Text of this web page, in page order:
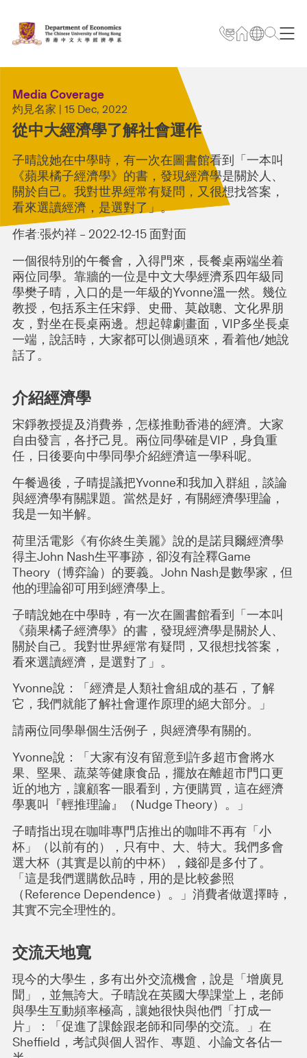
Media Coverage
灼見名家 | 15 Dec, 2022
從中大經濟學了解社會運作
子晴說她在中學時，有一次在圖書館看到「一本叫
《蘋果橘子經濟學》的書，發現經濟學是關於人、
關於自己。我對世界經常有疑問，又很想找答案，
看來選讀經濟，是選對了」。
作者:張灼祥 – 2022-12-15 面對面
一個很特別的午餐會，入得門來，長餐桌兩端坐着
兩位同學。靠牆的一位是中文大學經濟系四年級同
學樊子晴，入口的是一年級的Yvonne溫一然。幾位
教授，包括系主任宋錚、史冊、莫啟聰、文化界朋
友，對坐在長桌兩邊。想起韓劇畫面，VIP多坐長桌
一端，說話時，大家都可以側過頭來，看着他/她說
話了。
介紹經濟學
宋錚教授提及消費券，怎樣推動香港的經濟。大家
自由發言，各抒己見。兩位同學確是VIP，身負重
任，日後要向中學同學介紹經濟這一學科呢。
午餐過後，子晴提議把Yvonne和我加入群組，談論
與經濟學有關課題。當然是好，有關經濟學理論，
我是一知半解。
荷里活電影《有你終生美麗》說的是諾貝爾經濟學
得主John Nash生平事跡，卻沒有詮釋Game
Theory（博弈論）的要義。John Nash是數學家，但
他的理論卻可用到經濟學上。
子晴說她在中學時，有一次在圖書館看到「一本叫
《蘋果橘子經濟學》的書，發現經濟學是關於人、
關於自己。我對世界經常有疑問，又很想找答案，
看來選讀經濟，是選對了」。
Yvonne說：「經濟是人類社會組成的基石，了解
它，我們就能了解社會運作原理的絕大部分。」
請兩位同學舉個生活例子，與經濟學有關的。
Yvonne說：「大家有沒有留意到許多超市會將水
果、堅果、蔬菜等健康食品，擺放在離超市門口更
近的地方，讓顧客一眼看到，方便購買，這在經濟
學裏叫『輕推理論』（Nudge Theory）。」
子晴指出現在咖啡專門店推出的咖啡不再有「小
杯」（以前有的），只有中、大、特大。我們多會
選大杯（其實是以前的中杯），錢卻是多付了。
「這是我們選購飲品時，用的是比較參照
（Reference Dependence）。」消費者做選擇時，
其實不完全理性的。
交流天地寬
現今的大學生，多有出外交流機會，說是「增廣見
聞」，並無誇大。子晴說在英國大學課堂上，老師
與學生互動頻率極高，讓她很快與他們「打成一
片」：「促進了課餘跟老師和同學的交流。」在
Sheffield，考試與個人習作、專題、小論文各佔一